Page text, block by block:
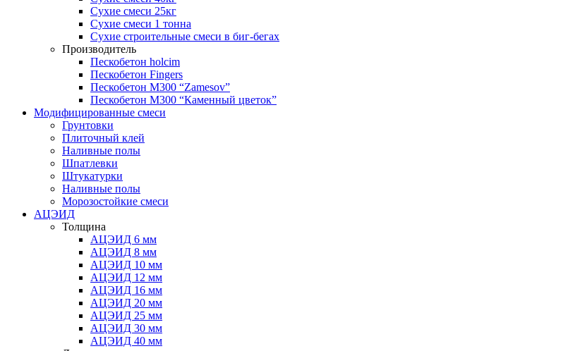
Сухие смеси 25кг
Сухие смеси 1 тонна
Сухие строительные смеси в биг-бегах
Производитель
Пескобетон holcim
Пескобетон Fingers
Пескобетон М300 “Zamesov”
Пескобетон М300 “Каменный цветок”
Модифицированные смеси
Грунтовки
Плиточный клей
Наливные полы
Шпатлевки
Штукатурки
Наливные полы
Морозостойкие смеси
АЦЭИД
Толщина
АЦЭИД 6 мм
АЦЭИД 8 мм
АЦЭИД 10 мм
АЦЭИД 12 мм
АЦЭИД 16 мм
АЦЭИД 20 мм
АЦЭИД 25 мм
АЦЭИД 30 мм
АЦЭИД 40 мм